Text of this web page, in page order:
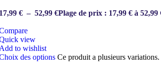
€ – 52,99 €Plage de prix : 17,99 € à 52,99
view
to wishlist
des options Ce produit a plusieurs